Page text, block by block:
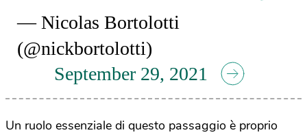
— Nicolas Bortolotti
(@nickbortolotti)
September 29, 2021
Un ruolo essenziale di questo passaggio è proprio